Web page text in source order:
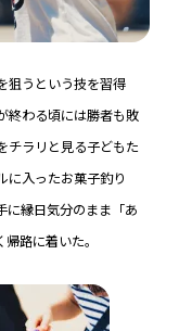
狙うという技を習得
終わる頃には勝者も敗
チラリと見る子どもた
に入ったお菓子釣り
に縁日気分のまま「あ
路に着いた。